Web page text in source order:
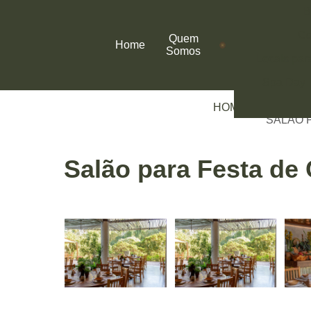
Home
Quem
Somos
HOME
SALÃO
Salão para Festa